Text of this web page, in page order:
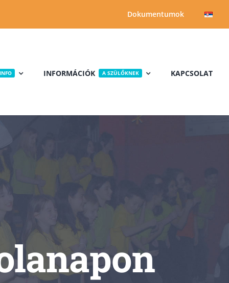
Dokumentumok
INFO INFORMÁCIÓK A SZÜLŐKNEK KAPCSOLAT